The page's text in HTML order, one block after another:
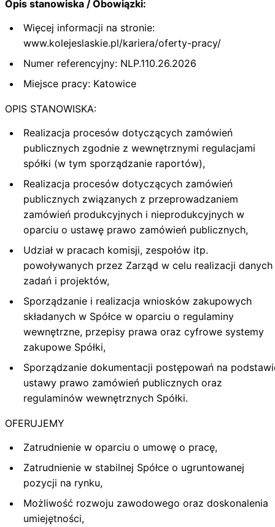
Opis stanowiska / Obowiązki:
Więcej informacji na stronie:
www.kolejeslaskie.pl/kariera/oferty-pracy/
Numer referencyjny: NLP.110.26.2026
Miejsce pracy: Katowice
OPIS STANOWISKA:
Realizacja procesów dotyczących zamówień
publicznych zgodnie z wewnętrznymi regulacjami
spółki (w tym sporządzanie raportów),
Realizacja procesów dotyczących zamówień
publicznych związanych z przeprowadzaniem
zamówień produkcyjnych i nieprodukcyjnych w
oparciu o ustawę prawo zamówień publicznych,
Udział w pracach komisji, zespołów itp.
powoływanych przez Zarząd w celu realizacji danych
zadań i projektów,
Sporządzanie i realizacja wniosków zakupowych
składanych w Spółce w oparciu o regulaminy
wewnętrzne, przepisy prawa oraz cyfrowe systemy
zakupowe Spółki,
Sporządzanie dokumentacji postępowań na
ustawy prawo zamówień publicznych oraz
regulaminów wewnętrznych Spółki.
OFERUJEMY
Zatrudnienie w oparciu o umowę o pracę,
Zatrudnienie w stabilnej Spółce o ugruntowanej
pozycji na rynku,
Możliwość rozwoju zawodowego oraz doskonalenia
umiejętności,